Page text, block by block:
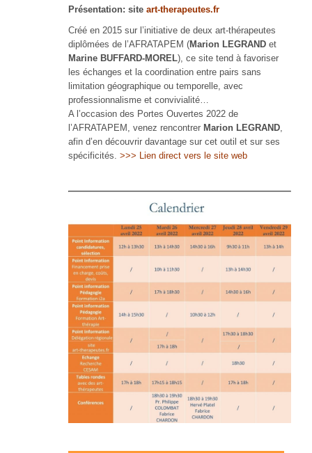
Présentation: site art-therapeutes.fr
Créé en 2015 sur l’initiative de deux art-thérapeutes
diplômées de l’AFRATAPEM (Marion LEGRAND et
Marine BUFFARD-MOREL), ce site tend à favoriser
les échanges et la coordination entre pairs sans
limitation géographique ou temporelle, avec
professionnalisme et convivialité…
A l’occasion des Portes Ouvertes 2022 de
l’AFRATAPEM, venez rencontrer Marion LEGRAND,
afin d’en découvrir davantage sur cet outil et sur ses
spécificités. >>> Lien direct vers le site web